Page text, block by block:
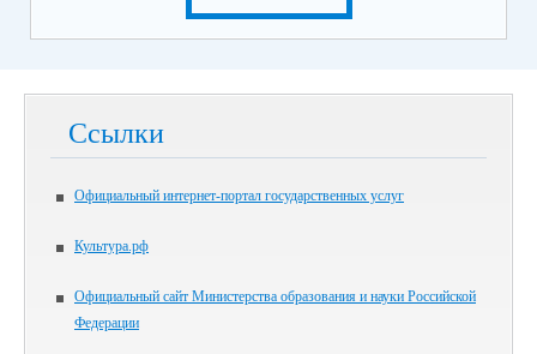
Ссылки
Официальный интернет-портал государственных услуг
Культура.рф
Официальный сайт Министерства образования и науки Российской
Федерации